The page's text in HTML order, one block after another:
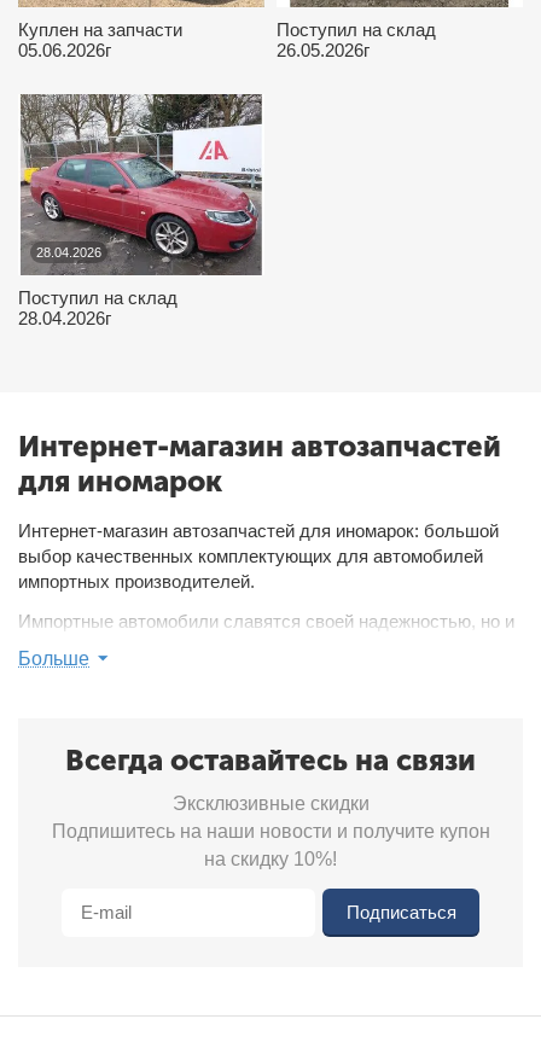
Куплен на запчасти
05.06.2026г
Поступил на склад
26.05.2026г
28.04.2026
Поступил на склад
28.04.2026г
Интернет-магазин автозапчастей
для иномарок
Интернет-магазин автозапчастей для иномарок: большой
выбор качественных комплектующих для автомобилей
импортных производителей.
Импортные автомобили славятся своей надежностью, но и
они выходят из строя, нуждаются в ремонте. К выбору
комплектующих нужно подходить с максимальной
Запчасти для иномарок для ремонта авто любой
В каталоге нашего магазина представлены запчасти для
иномарок, позволяющие выполнять качественный ремонт
1. Рулевой; 2. Ходовой; 3. Тормозной; 4. Охлаждения; 5.
торгуем оригинальными комплектующими. Предоставляем
Больше
Всегда оставайтесь на связи
Эксклюзивные скидки
Подпишитесь на наши новости и получите купон
на скидку 10%!
Подписаться